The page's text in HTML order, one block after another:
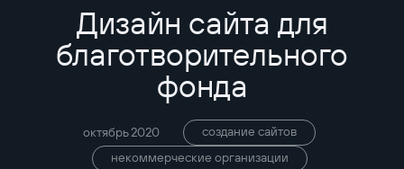
Дизайн сайта для
благотворительного
фонда
октябрь 2020
создание сайтов
некоммерческие организации